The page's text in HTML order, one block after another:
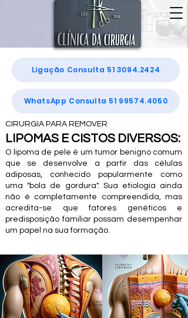
Ligação Consulta 51 3094.2424
WhatsApp Consulta 51 99574.4050
CIRURGIA PARA REMOVER
LIPOMAS E CISTOS DIVERSOS:
O lipoma de pele é um tumor benigno comum
que se desenvolve a partir das células
adiposas, conhecido popularmente como
uma "bola de gordura". Sua etiologia ainda
não é completamente compreendida, mas
acredita-se que fatores genéticos e
predisposição familiar possam desempenhar
um papel na sua formação.